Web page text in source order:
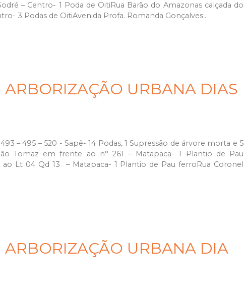
– Centro- 1 Poda de OitiRua Barão do Amazonas calçada do
3 Podas de OitiAvenida Profa. Romanda Gonçalves...
ARBORIZAÇÃO URBANA DIAS
– 495 – 520 - Sapê- 14 Podas, 1 Supressão de árvore morta e 5
Tomaz em frente ao n° 261 – Matapaca- 1 Plantio de Pau
Lt 04 Qd 13 – Matapaca- 1 Plantio de Pau ferroRua Coronel
ARBORIZAÇÃO URBANA DIA